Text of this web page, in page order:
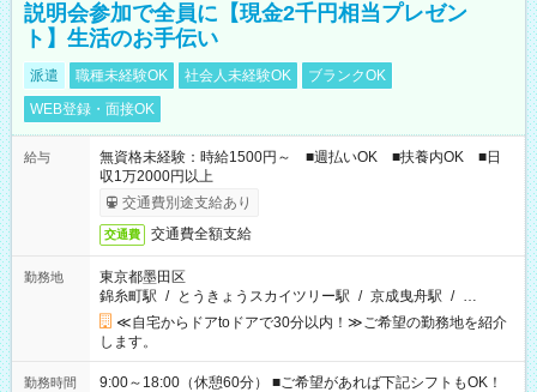
説明会参加で全員に【現金2千円相当プレゼン
ト】生活のお手伝い
派遣 職種未経験OK 社会人未経験OK
ブランクOK
WEB登録・面接OK
給与
無資格未経験：時給1500円～ ■週払いOK ■扶養内OK ■日
収1万2000円以上
交通費別途支給あり
交通費 交通費全額支給
勤務地
東京都墨田区
錦糸町駅 / とうきょうスカイツリー駅 / 京成曳舟駅 / …
≪自宅からドアtoドアで30分以内！≫ご希望の勤務地を紹介
します。
勤務時間
9:00～18:00（休憩60分） ■ご希望があれば下記シフトもOK！